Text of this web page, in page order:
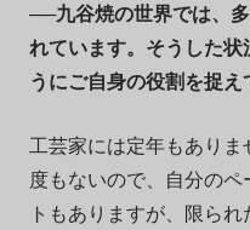
──九谷焼の世界では、
れています。そうした
うにご自身の役割を捉え
工芸家には定年もあり
度もないので、自分の
トもありますが、限ら